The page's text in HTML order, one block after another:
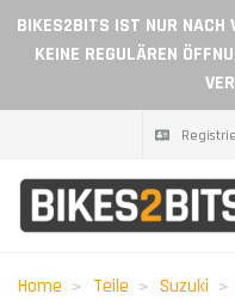
BIKES2BITS IST NUR NACH
KEINE REGULÄREN
Teile
Geschenkgutschein
Home Teile Suzuki